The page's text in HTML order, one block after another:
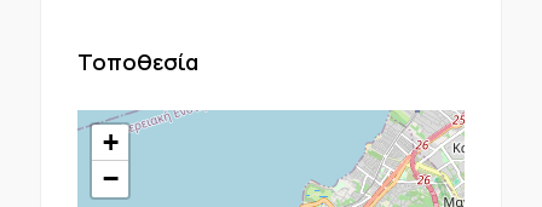
Τοποθεσία
+
−